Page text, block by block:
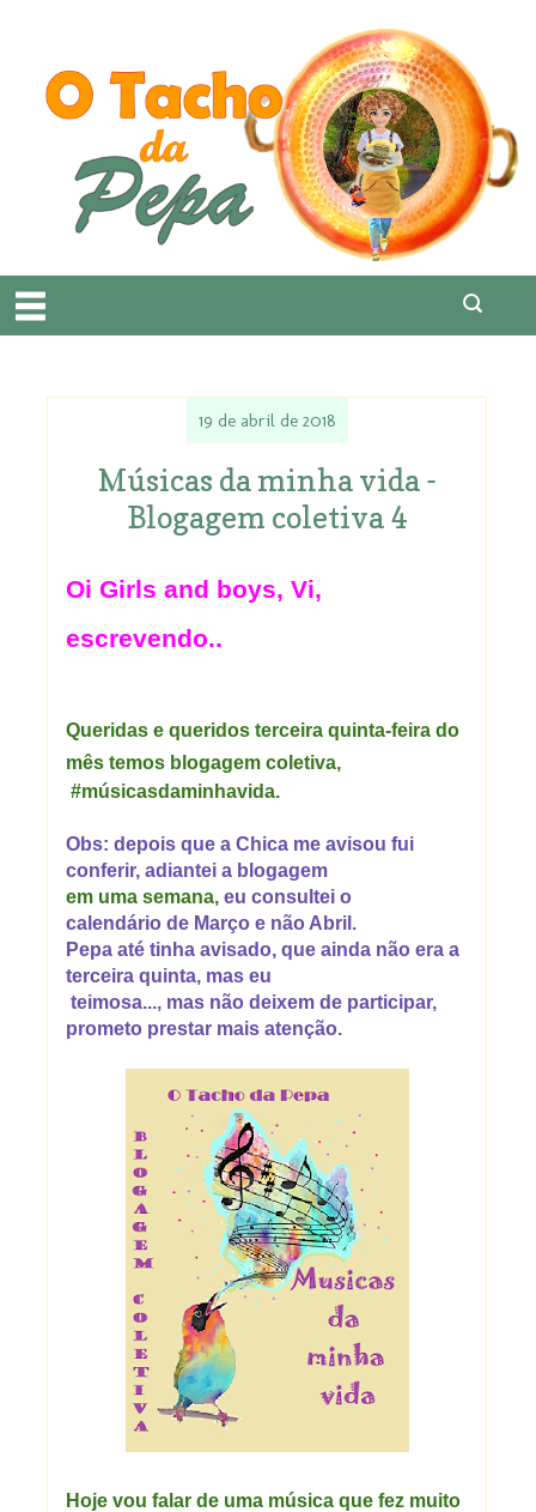
19 de abril de 2018
Músicas da minha vida -
Blogagem coletiva 4
Oi Girls and boys, Vi,
escrevendo..
Queridas e queridos terceira quinta-feira do
mês temos blogagem coletiva,
#músicasdaminhavida.
Obs: depois que a Chica me avisou fui
conferir, adiantei a blogagem
em uma semana, eu consultei o
calendário de Março e não Abril.
Pepa até tinha avisado, que ainda não era a
terceira quinta, mas eu
teimosa..., mas não deixem de participar,
prometo prestar mais atenção.
Hoje vou falar de uma música que fez muito